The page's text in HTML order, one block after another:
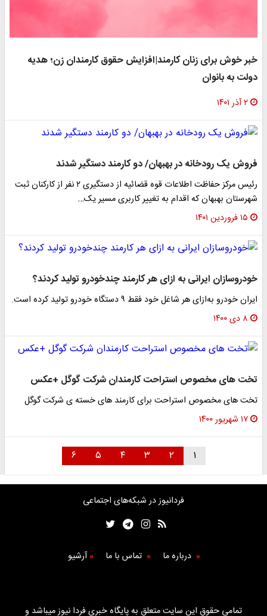
خبر خوش برای زنان کارمند|افزایش حقوق کارمندان زن؛ هدیه
دولت به بانوان
۲ آذر ۱۴۰۱
فروش یک رودخانه در بهبهان/ دو کارمند دستگیر شدند
رئیس مرکز حفاظت اطلاعات قوه قضائیه از دستگیری ۲ نفر از کارکنان ثبت
شهرستان بهبهان که اقدام به تغییر کاربری مسیر یک…
۱۵ فروردین ۱۴۰۱
خودروسازان ایرانی به ازای هر کارمند چندخودرو تولید کردند؟
ایران خودرو به‌ازای هر شاغل خود فقط ۹ دستگاه خودرو تولید کرده است.
۸ دی ۱۴۰۰
تخت های مخصوص استراحت کارمندان شرکت گوگل +عکس
تخت های مخصوص استراحت برای کارمند های خسته ی شرکت گوگل
۱۷ شهریور ۱۴۰۰
۱ ۲ ۳ ۴ ۵ ۶
فردانیوز در شبکه‌های اجتماعی
درباره ما تماس با ما آرشیو
تمامی حقوق این سایت متعلق به پایگاه خبری فردا نیوز میباشد و